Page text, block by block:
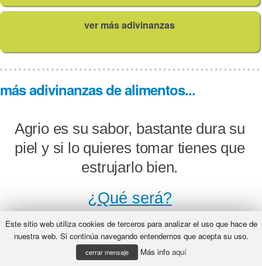
ver más adivinanzas
más adivinanzas de alimentos...
Agrio es su sabor, bastante dura su
piel y si lo quieres tomar tienes que
estrujarlo bien.
¿Qué será?
Somos blancos, larguiruchos, nos
Este sitio web utiliza cookies de terceros para analizar el uso que hace de
nuestra web. Si continúa navegando entendemos que acepta su uso.
cerrar mensaje Más info aquí